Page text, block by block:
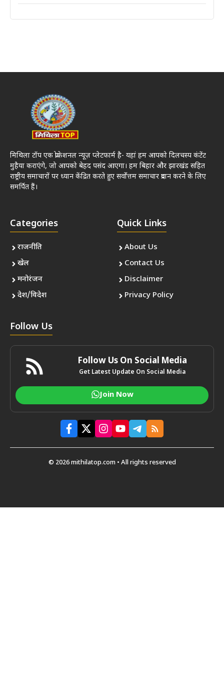
मिथिला टॉप एक प्रोफेशनल न्यूज़ प्लेटफार्म है- यहां हम आपको दिलचस्प कंटेंट
मुहैया कराएंगे, जो आपको बेहद पसंद आएगा। हम बिहार और झारखंड सहित
राष्ट्रीय समाचारों पर ध्यान केंद्रित करते हुए सर्वोत्तम समाचार प्रदान करने के लिए
समर्पित हैं।
Categories
राजनीति
खेल
मनोरंजन
देश/विदेश
Quick Links
About Us
Contact Us
Disclaimer
Privacy Policy
Follow Us
Follow Us On Social Media
Get Latest Update On Social Media
Join Now
© 2026 mithilatop.com • All rights reserved